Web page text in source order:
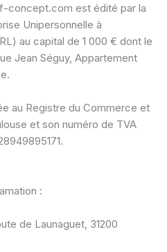
concept.com est édité par la
Unipersonnelle à
au capital de 1 000 € dont le
Jean Séguy, Appartement
au Registre du Commerce et
et son numéro de TVA
:
de Launaguet, 31200